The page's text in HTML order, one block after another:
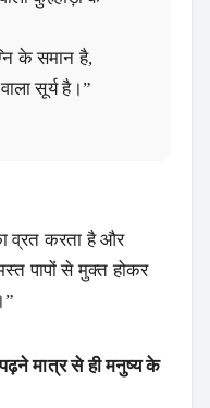
के समान है,
सूर्य है।”
व्रत करता है और
पापों से मुक्त होकर
मात्र से ही मनुष्य के